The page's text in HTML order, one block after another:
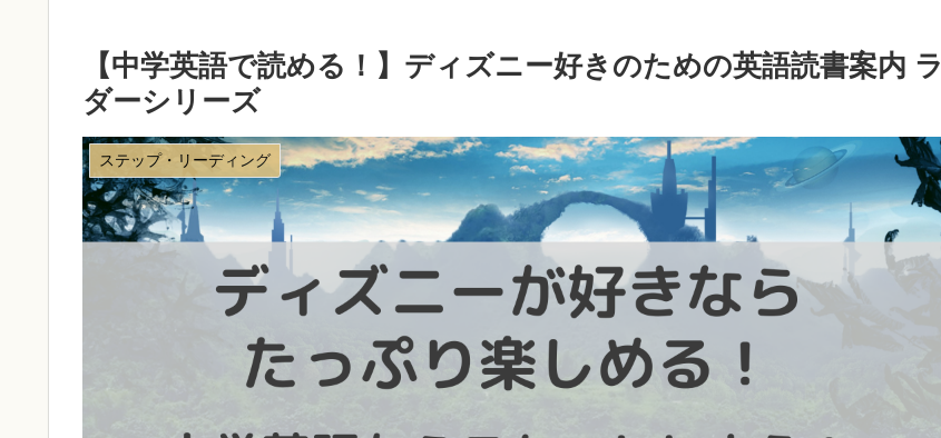
【中学英語で読める！】ディズニー好きのための英語読書案内 ラ
ダーシリーズ
ステップ・リーディング